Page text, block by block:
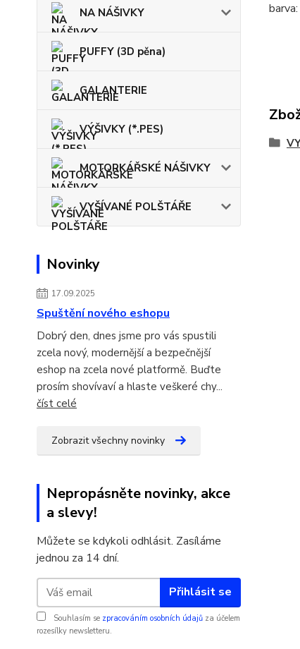
NA NÁŠIVKY
PUFFY (3D pěna)
GALANTERIE
VÝŠIVKY (*.PES)
MOTORKÁŘSKÉ NÁŠIVKY
VYŠÍVANÉ POLŠTÁŘE
Novinky
17.09.2025
Spuštění nového eshopu
Dobrý den, dnes jsme pro vás spustili
zcela nový, modernější a bezpečnější
eshop na zcela nové platformě. Buďte
prosím shovívaví a hlaste veškeré chy...
číst celé
Zobrazit všechny novinky
Nepropásněte novinky, akce
a slevy!
Můžete se kdykoli odhlásit. Zasíláme
jednou za 14 dní.
Přihlásit se
Souhlasím se zpracováním osobních údajů za účelem
rozesílky newsletteru.